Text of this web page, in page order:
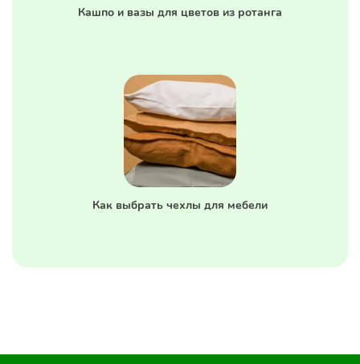
Кашпо и вазы для цветов из ротанга
Как выбрать чехлы для мебели